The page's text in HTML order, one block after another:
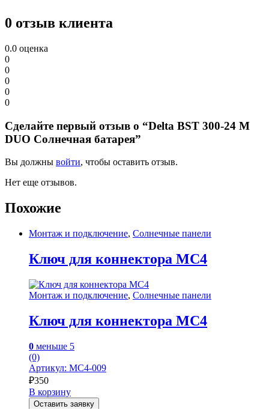
0 отзыв клиента
0.0 оценка
0
0
0
0
0
Сделайте первый отзыв о “Delta BST 300-24 M
DUO Солнечная батарея”
Вы должны войти, чтобы оставить отзыв.
Нет еще отзывов.
Похожие
Монтаж и подключение, Солнечные панели
Ключ для коннектора MC4
Монтаж и подключение, Солнечные панели
Ключ для коннектора MC4
0 меньше 5
(0)
Артикул: MC4-009
₽350
В корзину
Оставить заявку